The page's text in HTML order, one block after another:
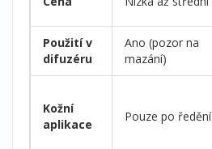
Použití v
difuzéru
Ano (pozor na
mazání)
Kožní
aplikace
Pouze po ředění